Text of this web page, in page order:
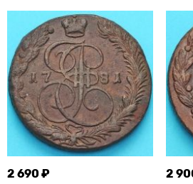
2 690 ₽ 2